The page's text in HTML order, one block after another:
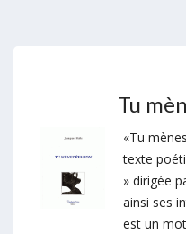
Tu
«Tu
texte
» dirigée
ainsi ses
est un